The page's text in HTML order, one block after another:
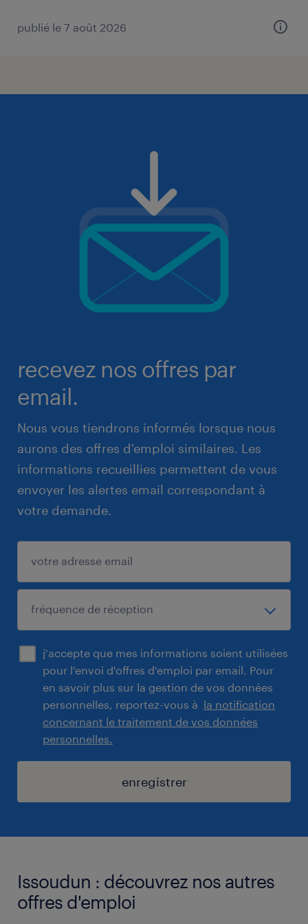
publié le 7 août 2026
recevez nos offres par
email.
Nous vous tiendrons informés lorsque nous
aurons des offres d'emploi similaires. Les
informations recueillies permettent de vous
envoyer les alertes email correspondant à
votre demande.
j'accepte que mes informations soient utilisées
pour l'envoi d'offres d'emploi par email. Pour
en savoir plus sur la gestion de vos données
personnelles, reportez-vous à la notification
concernant le traitement de vos données
personnelles.
enregistrer
Issoudun : découvrez nos autres
offres d'emploi